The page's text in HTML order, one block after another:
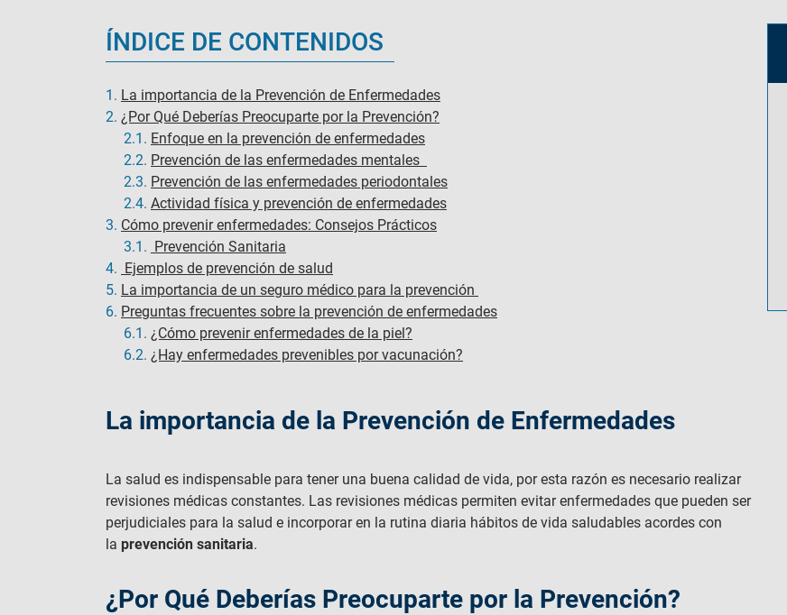
ÍNDICE DE CONTENIDOS
1. La importancia de la Prevención de Enfermedades
2. ¿Por Qué Deberías Preocuparte por la Prevención?
2.1. Enfoque en la prevención de enfermedades
2.2. Prevención de las enfermedades mentales
2.3. Prevención de las enfermedades periodontales
2.4. Actividad física y prevención de enfermedades
3. Cómo prevenir enfermedades: Consejos Prácticos
3.1. Prevención Sanitaria
4. Ejemplos de prevención de salud
5. La importancia de un seguro médico para la prevención
6. Preguntas frecuentes sobre la prevención de enfermedades
6.1. ¿Cómo prevenir enfermedades de la piel​?
6.2. ¿Hay enfermedades prevenibles por vacunación?
La importancia de la Prevención de Enfermedades
La salud es indispensable para tener una buena calidad de vida, por esta razón es necesario realizar
revisiones médicas constantes. Las revisiones médicas permiten evitar enfermedades que pueden ser
perjudiciales para la salud e incorporar en la rutina diaria hábitos de vida saludables acordes con
la prevención sanitaria.
¿Por Qué Deberías Preocuparte por la Prevención?